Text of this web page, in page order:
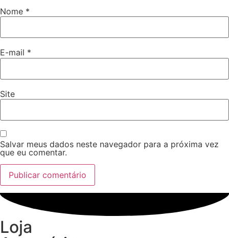
Nome *
E-mail *
Site
Salvar meus dados neste navegador para a próxima vez
que eu comentar.
Loja